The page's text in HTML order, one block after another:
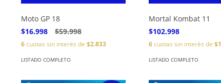
Moto GP 18
$16.998
$59.998
6cuotas sin interés de $2.833
LISTADO COMPLETO
Mortal Kombat 11
$102.998
6cuotas sin interés de
LISTADO COMPLETO